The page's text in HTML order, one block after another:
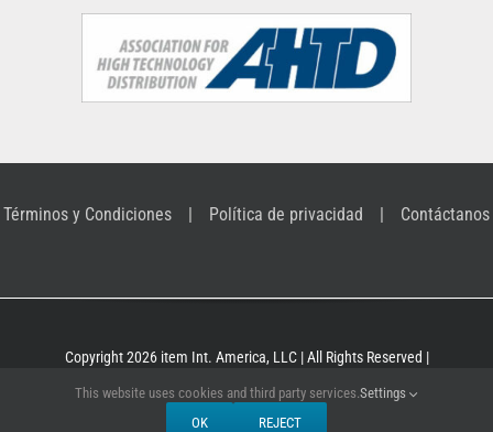
Términos y Condiciones Política de privacidad Contáctanos
Copyright 2026 item Int. America, LLC | All Rights Reserved |
This website uses cookies and third party services.Settings
OK
REJECT